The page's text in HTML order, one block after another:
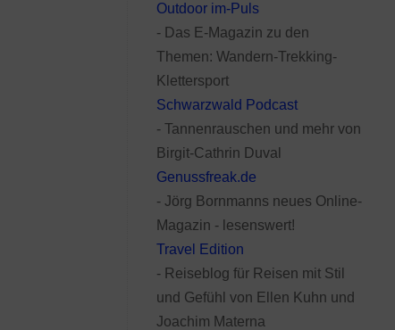
Outdoor im-Puls
- Das E-Magazin zu den
Themen: Wandern-Trekking-
Klettersport
Schwarzwald Podcast
- Tannenrauschen und mehr von
Birgit-Cathrin Duval
Genussfreak.de
- Jörg Bornmanns neues Online-
Magazin - lesenswert!
Travel Edition
- Reiseblog für Reisen mit Stil
und Gefühl von Ellen Kuhn und
Joachim Materna